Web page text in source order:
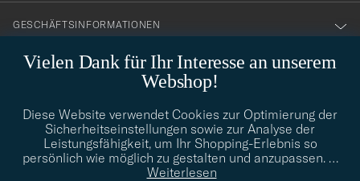
Vielen Dank für Ihr Interesse an unserem
Webshop!
Diese Website verwendet Cookies zur Optimierung der
Sicherheitseinstellungen sowie zur Analyse der
Leistungsfähigkeit, um Ihr Shopping-Erlebnis so
persönlich wie möglich zu gestalten und anzupassen. …
Weiterlesen
GESCHÄFTSINFORMATIONEN
info@careofcarl.de
Benötigen Sie Hilfe bei der Suche nach Ihrem persönlichen Stil?
Wenden Sie sich an uns, wir helfen Ihnen gerne weiter!
STILBERATUNG